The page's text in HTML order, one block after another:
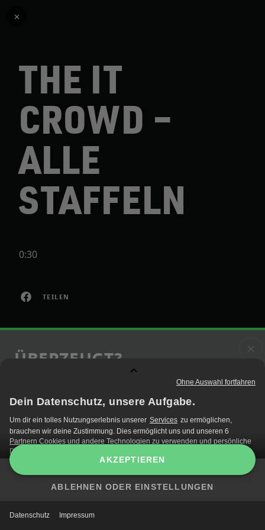
THE IT
CROWD –
ALLE
STAFFELN
0:30
TEILEN
ÜBERZEUGT?
JETZT EMPFANGEN